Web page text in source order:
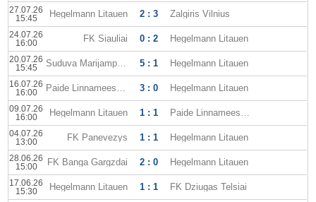
27.07.26
15:45
Hegelmann Litauen 2 : 3 Zalgiris Vilnius
24.07.26
16:00
FK Siauliai 0 : 2 Hegelmann Litauen
20.07.26
15:45
Suduva Marijampole 5 : 1 Hegelmann Litauen
16.07.26
16:00
Paide Linnameeskond 3 : 0 Hegelmann Litauen
09.07.26
16:00
Hegelmann Litauen 1 : 1 Paide Linnameeskond
04.07.26
13:00
FK Panevezys 1 : 1 Hegelmann Litauen
28.06.26
15:00
FK Banga Gargzdai 2 : 0 Hegelmann Litauen
17.06.26
15:30
Hegelmann Litauen 1 : 1 FK Dziugas Telsiai